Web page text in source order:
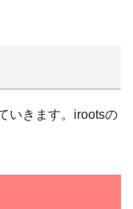
いきます。irootsの